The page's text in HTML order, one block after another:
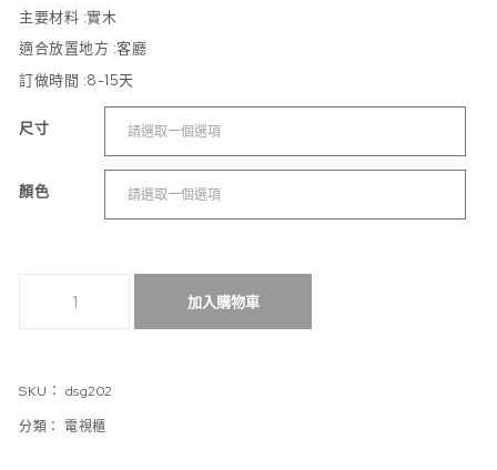
主要材料 :實木
適合放置地方 :客廳
訂做時間 :8-15天
尺寸
顏色
加入購物車
SKU： dsg202
分類：電視櫃